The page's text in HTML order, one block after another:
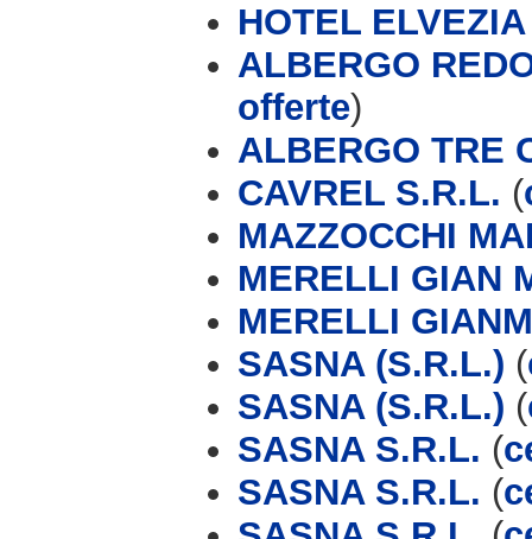
HOTEL
ALBERGO
offerte)
ALBERGO TRE
CAVREL S.R.L. (
MAZZOCCHI
MERELLI GIAN
MERELLI
SASNA (S.R.L.) (
SASNA (S.R.L.) (
SASNA S.R.L. (
SASNA S.R.L. (